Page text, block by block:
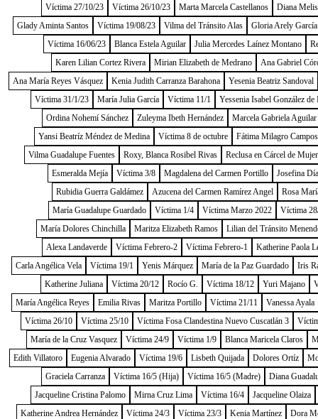
Víctima 27/10/23
Víctima 26/10/23 Marta Marcela Castellanos
Diana
Glady Aminta Santos
Víctima 19/08/23 Vilma del Tránsito Alas
Gloria Arely García
Víctima 16/06/23
Blanca Estela Aguilar Julia Mercedes Laínez Montano
Karen Lilian Cortez Rivera
Mirian Elizabeth de Medrano
Ana Gabriel
Ana María Reyes Vásquez
Kenia Judith Carranza Barahona
Yesenia Beatriz Sandoval
Víctima 31/1/23
María Julia García Víctima 11/1
Yessenia Isabel González
Ordina Nohemí Sánchez
Zuleyma Ibeth Hernández
Marcela Gabriela Aguilar
Yansi Beatríz Méndez de Medina
Víctima 8 de octubre
Fátima Milagro Campos
Vilma Guadalupe Fuentes
Roxy, Blanca Rosibel Rivas
Reclusa en Cárcel de
Esmeralda Mejía
Víctima 3/8 Magdalena del Carmen Portillo
Josefina
Rubidia Guerra Galdámez
Azucena del Carmen Ramírez Angel
Rosa
María Guadalupe Guardado
Víctima 1/4 Víctima Marzo 2022
Víctima
María Dolores Chinchilla
Maritza Elizabeth Ramos
Lilian del Tránsito
Alexa Landaverde
Víctima Febrero-2 Víctima Febrero-1
Katherine Paola
Carla Angélica Vela
Víctima 19/1 Yenis Márquez María de la Paz Guardado
Iris
Katherine Juliana
Víctima 20/12 Rocío G. Víctima 18/12 Yuri Majano
María Angélica Reyes
Emilia Rivas Maritza Portillo Víctima 21/11
Vanessa Ayala
Víctima 26/10
Víctima 25/10 Víctima Fosa Clandestina Nuevo Cuscatlán 3
María de la Cruz Vasquez
Víctima 24/9 Víctima 1/9 Blanca Maricela Claros
Edith Villatoro
Eugenia Alvarado Víctima 19/6 Lisbeth Quijada Dolores Ortíz
Graciela Carranza
Víctima 16/5 (Hija) Víctima 16/5 (Madre)
Diana
Jacqueline Cristina Palomo
Mirna Cruz Lima Víctima 16/4
Jacqueline Olaiza
Katherine Andrea Hernández
Víctima 24/3 Víctima 23/3 Kenia Martínez
Dora